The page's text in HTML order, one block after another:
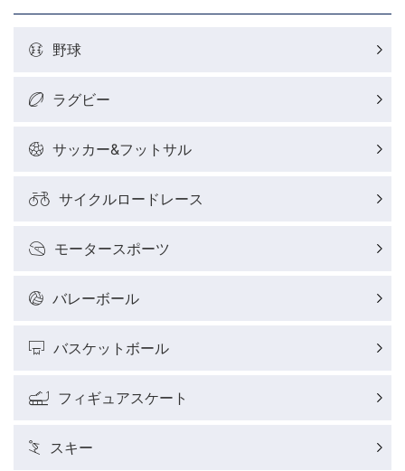
野球
ラグビー
サッカー&フットサル
サイクルロードレース
モータースポーツ
バレーボール
バスケットボール
フィギュアスケート
スキー